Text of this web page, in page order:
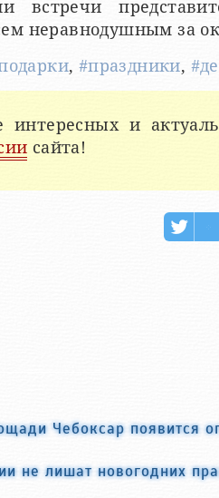
встречи
неравнодушным за
, #праздники,
и
сайта!
Чебоксар появится
не лишат новогодних